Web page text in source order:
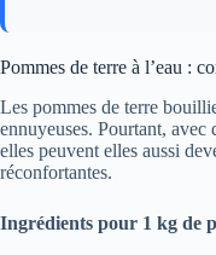
Pommes de terre à l’eau :
Les pommes de terre
ennuyeuses. Pourtant, avec
elles peuvent elles aussi
réconfortantes.
Ingrédients pour 1 kg de